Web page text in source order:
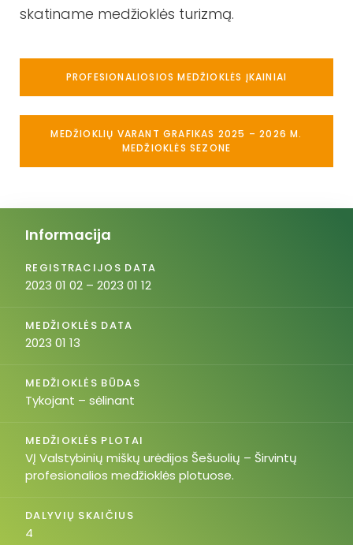
skatiname medžioklės turizmą.
PROFESIONALIOSIOS MEDŽIOKLĖS ĮKAINIAI
MEDŽIOKLIŲ VARANT GRAFIKAS 2025 – 2026 M.
MEDŽIOKLĖS SEZONE
Informacija
REGISTRACIJOS DATA
2023 01 02 – 2023 01 12
MEDŽIOKLĖS DATA
2023 01 13
MEDŽIOKLĖS BŪDAS
Tykojant – sėlinant
MEDŽIOKLĖS PLOTAI
VĮ Valstybinių miškų urėdijos Šešuolių – Širvintų
profesionalios medžioklės plotuose.
DALYVIŲ SKAIČIUS
4